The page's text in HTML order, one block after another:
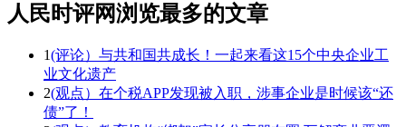
人民时评网浏览最多的文章
1(评论）与共和国共成长！一起来看这15个中央企业工
业文化遗产
2(观点）在个税APP发现被入职，涉事企业是时候该“还
债”了！